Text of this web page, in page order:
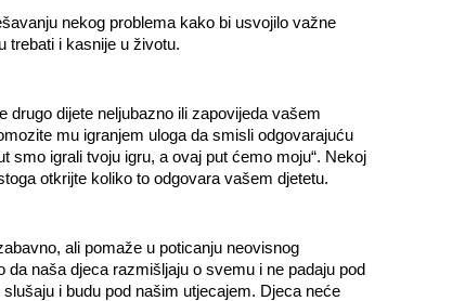
nekog problema kako bi usvojilo važne
trebati i kasnije u životu.
drugo dijete neljubazno ili zapovijeda vašem
mu igranjem uloga da smisli odgovarajuću
smo igrali tvoju igru, a ovaj put ćemo moju“. Nekoj
otkrijte koliko to odgovara vašem djetetu.
ali pomaže u poticanju neovisnog
naša djeca razmišljaju o svemu i ne padaju pod
i budu pod našim utjecajem. Djeca neće